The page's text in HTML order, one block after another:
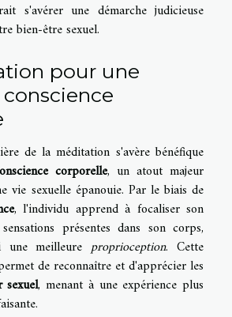
s'avérer une démarche judicieuse
bien-être sexuel.
pour une
de la méditation s'avère bénéfique
corporelle, un atout majeur
vie sexuelle épanouie. Par le biais de
, l'individu apprend à focaliser son
présentes dans son corps,
une meilleureproprioception. Cette
de reconnaître et d'apprécier les
, menant à une expérience plus